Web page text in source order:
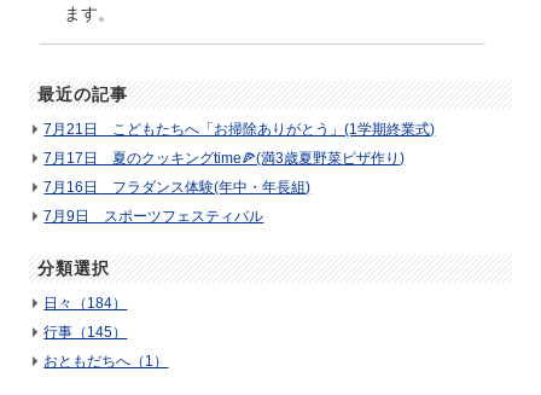
ます。
最近の記事
7月21日 こどもたちへ「お掃除ありがとう」(1学期終業式)
7月17日 夏のクッキングtime🍕(満3歳夏野菜ピザ作り)
7月16日 フラダンス体験(年中・年長組)
7月9日 スポーツフェスティバル
分類選択
日々（184）
行事（145）
おともだちへ（1）